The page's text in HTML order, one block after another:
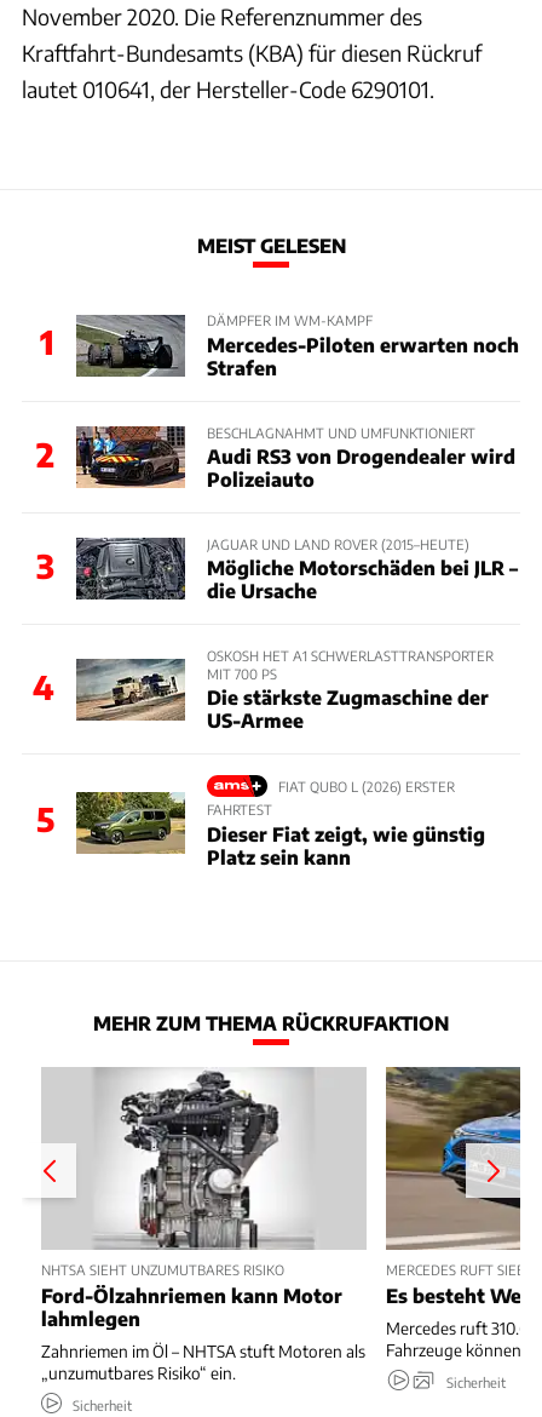
November 2020. Die Referenznummer des
Kraftfahrt-Bundesamts (KBA) für diesen Rückruf
lautet 010641, der Hersteller-Code 6290101.
MEIST GELESEN
1
DÄMPFER IM WM-KAMPF
Mercedes-Piloten erwarten noch
Strafen
2
BESCHLAGNAHMT UND UMFUNKTIONIERT
Audi RS3 von Drogendealer wird
Polizeiauto
3
JAGUAR UND LAND ROVER (2015–HEUTE)
Mögliche Motorschäden bei JLR –
die Ursache
4
OSKOSH HET A1 SCHWERLASTTRANSPORTER
MIT 700 PS
Die stärkste Zugmaschine der
US-Armee
5
FIAT QUBO L (2026) ERSTER
FAHRTEST
Dieser Fiat zeigt, wie günstig
Platz sein kann
MEHR ZUM THEMA RÜCKRUFAKTION
NHTSA SIEHT UNZUMUTBARES RISIKO
Ford-Ölzahnriemen kann Motor
lahmlegen
Zahnriemen im Öl – NHTSA stuft Motoren als
„unzumutbares Risiko“ ein.
Sicherheit
MERCEDES RUFT
Es besteht
Mercedes ruft
Fahrzeuge können
Sicherheit